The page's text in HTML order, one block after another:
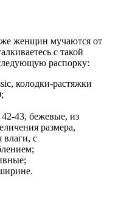
женщин мучаются от
с такой
распорку:
колодки-растяжки
43, бежевые, из
размера,
влаги, с